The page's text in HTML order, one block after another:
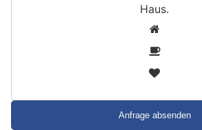
Haus.